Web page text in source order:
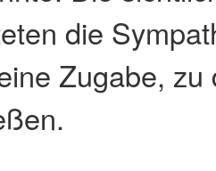
die
Zugabe,